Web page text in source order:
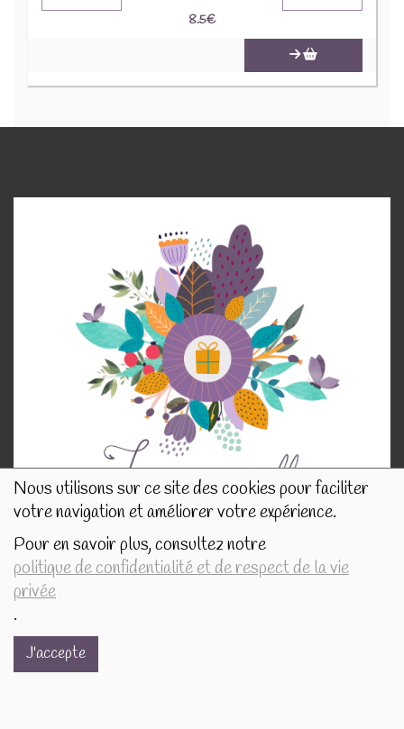
Nous utilisons sur ce site des cookies pour faciliter
votre navigation et améliorer votre expérience.
Pour en savoir plus, consultez notre
politique de confidentialité et de respect de la vie
privée
.
J'accepte
8.5€